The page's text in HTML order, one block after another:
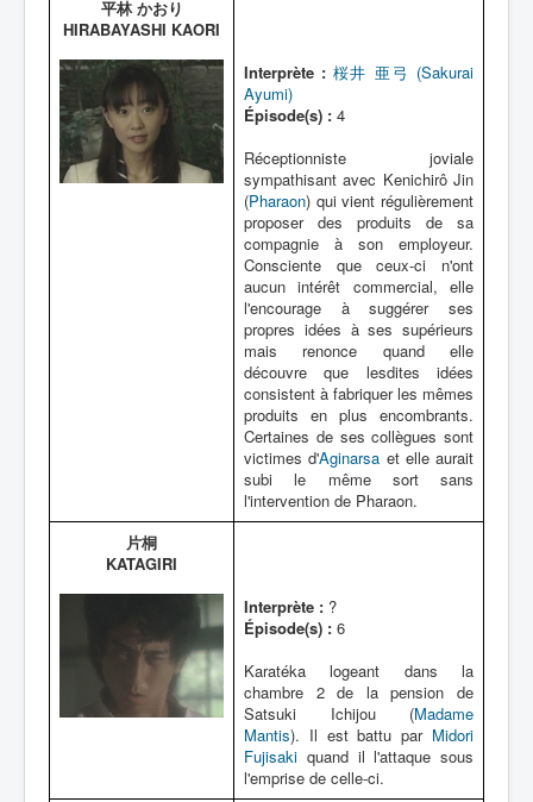
平林 かおり
HIRABAYASHI KAORI
Interprète : 桜井 亜弓 (Sakurai
Ayumi)
Épisode(s) : 4
Réceptionniste joviale
sympathisant avec Kenichirô Jin
(Pharaon) qui vient régulièrement
proposer des produits de sa
compagnie à son employeur.
Consciente que ceux-ci n'ont
aucun intérêt commercial, elle
l'encourage à suggérer ses
propres idées à ses supérieurs
mais renonce quand elle
découvre que lesdites idées
consistent à fabriquer les mêmes
produits en plus encombrants.
Certaines de ses collègues sont
victimes d'Aginarsa et elle aurait
subi le même sort sans
l'intervention de Pharaon.
片桐
KATAGIRI
Interprète : ?
Épisode(s) : 6
Karatéka logeant dans la
chambre 2 de la pension de
Satsuki Ichijou (Madame
Mantis). Il est battu par Midori
Fujisaki quand il l'attaque sous
l'emprise de celle-ci.